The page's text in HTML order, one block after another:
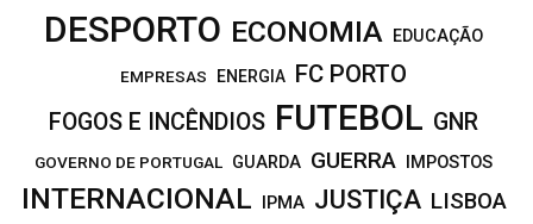
DESPORTO ECONOMIA EDUCAÇÃO
EMPRESAS ENERGIA FC PORTO
FOGOS E INCÊNDIOS FUTEBOL GNR
GOVERNO DE PORTUGAL GUARDA GUERRA IMPOSTOS
INTERNACIONAL IPMA JUSTIÇA LISBOA